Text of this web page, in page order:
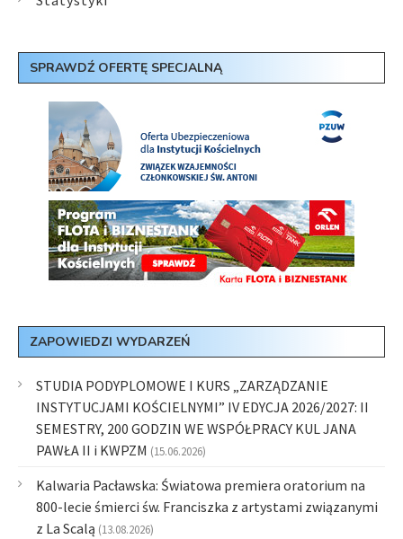
SPRAWDŹ OFERTĘ SPECJALNĄ
ZAPOWIEDZI WYDARZEŃ
STUDIA PODYPLOMOWE I KURS „ZARZĄDZANIE
INSTYTUCJAMI KOŚCIELNYMI” IV EDYCJA 2026/2027: II
SEMESTRY, 200 GODZIN WE WSPÓŁPRACY KUL JANA
PAWŁA II i KWPZM (15.06.2026)
Kalwaria Pacławska: Światowa premiera oratorium na
800-lecie śmierci św. Franciszka z artystami związanymi
z La Scalą (13.08.2026)